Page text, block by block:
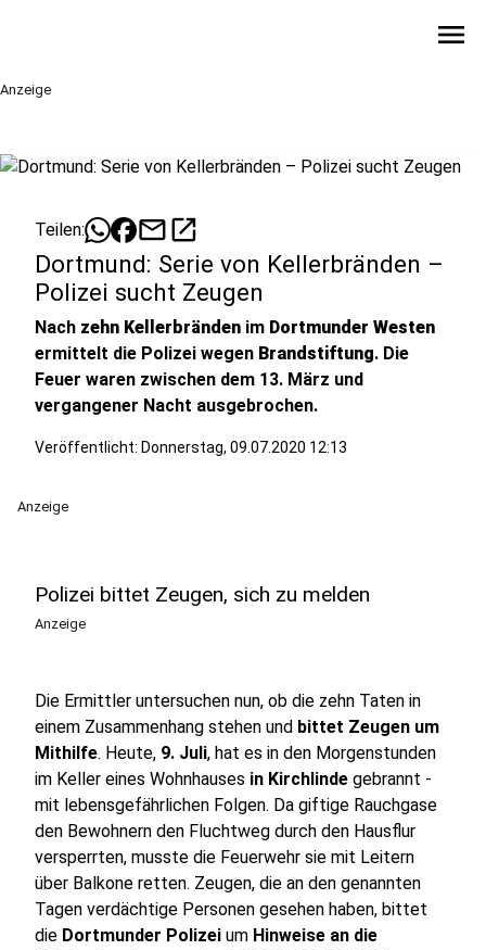
menu
Anzeige
Teilen: mailopen_in_new
Dortmund: Serie von Kellerbränden –
Polizei sucht Zeugen
Nach zehn Kellerbränden im Dortmunder Westen
ermittelt die Polizei wegen Brandstiftung. Die
Feuer waren zwischen dem 13. März und
vergangener Nacht ausgebrochen.
Veröffentlicht: Donnerstag, 09.07.2020 12:13
Anzeige
Polizei bittet Zeugen, sich zu melden
Anzeige
Die Ermittler untersuchen nun, ob die zehn Taten in
einem Zusammenhang stehen und bittet Zeugen um
Mithilfe. Heute, 9. Juli, hat es in den Morgenstunden
im Keller eines Wohnhauses in Kirchlinde gebrannt -
mit lebensgefährlichen Folgen. Da giftige Rauchgase
den Bewohnern den Fluchtweg durch den Hausflur
versperrten, musste die Feuerwehr sie mit Leitern
über Balkone retten. Zeugen, die an den genannten
Tagen verdächtige Personen gesehen haben, bittet
die Dortmunder Polizei um Hinweise an die